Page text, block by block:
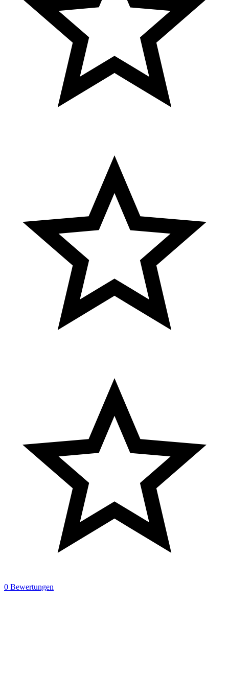
0 Bewertungen